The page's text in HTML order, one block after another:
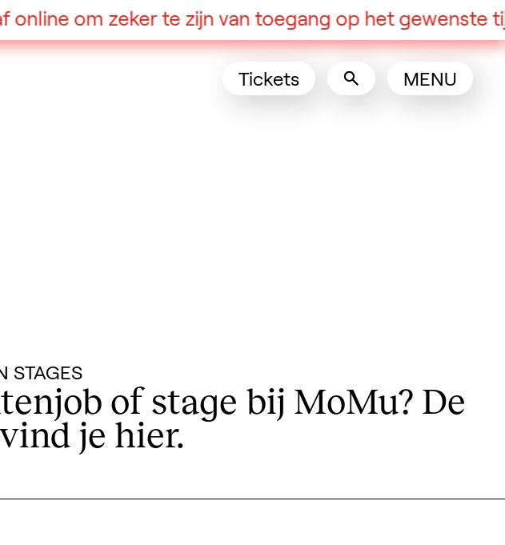
Tickets(Opens in a new tab)
MENU
om zeker te zijn van toegang op het gewenste
STAGES
of stage bij MoMu? De
je hier.